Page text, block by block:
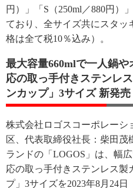
円）」「S（250ml／880円）
ており、全サイズ共にスタッ
格は全て税10％込み）。
最大容量660mlで一人鍋
応の取っ手付きステンレ
ンカップ」3サイズ 新発売
株式会社ロゴスコーポレーシ
区、代表取締役社長：柴田
ランドの「LOGOS」は、幅
応の取っ手付きステンレス製
プ」3サイズを2023年8月24